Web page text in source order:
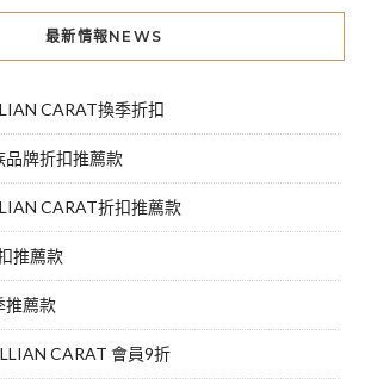
最新情報NEWS
CARAT換季折扣
品牌折扣推薦款
CARAT折扣推薦款
推薦款
推薦款
CARAT 會員9折